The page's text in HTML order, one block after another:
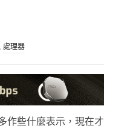
, 處理器
作些什麼表示，現在才